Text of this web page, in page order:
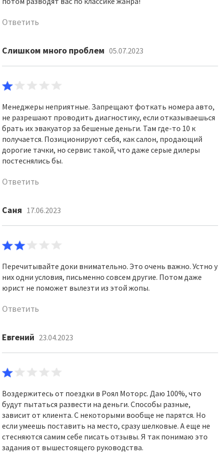
Ответить
Слишком много проблем 05.07.2023
Менеджеры неприятные. Запрещают фоткать номера авто,
не разрешают проводить диагностику, если отказываешься
брать их эвакуатор за бешеные деньги. Там где-то 10 к
получается. Позиционируют себя, как салон, продающий
дорогие тачки, но сервис такой, что даже серые дилеры
постеснялись бы.
Ответить
Саня 17.06.2023
Перечитывайте доки внимательно. Это очень важно. Устно у
них одни условия, письменно совсем другие. Потом даже
юрист не поможет вылезти из этой жопы.
Ответить
Евгений 23.04.2023
Воздержитесь от поездки в Роял Моторс. Даю 100%, что
будут пытаться развести на деньги. Способы разные,
зависит от клиента. С некоторыми вообще не парятся. Но
если умеешь поставить на место, сразу шелковые. А еще не
стесняются самим себе писать отзывы. Я так понимаю это
задания от вышестоящего руководства.